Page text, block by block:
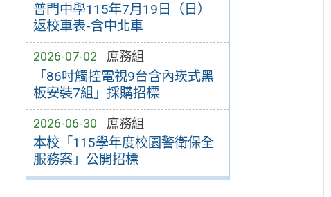
普門中學115年7月19日（日）
返校車表-含中北車
2026-07-02 庶務組
「86吋觸控電視9台含內崁式黑
板安裝7組」採購招標
2026-06-30 庶務組
本校「115學年度校園警衛保全
服務案」公開招標